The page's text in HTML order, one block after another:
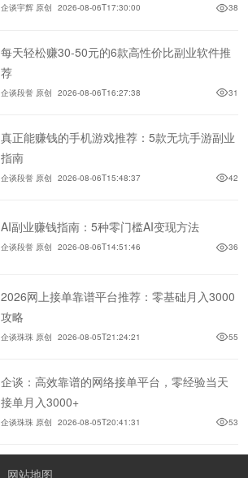
企谈宇辉 原创 2026-08-06T17:30:00 38
每天轻松赚30-50元的6款高性价比副业软件推
荐
企谈段誉 原创 2026-08-06T16:27:38 31
真正能赚钱的手机游戏推荐：5款无坑手游副业
指南
企谈段誉 原创 2026-08-06T15:48:37 42
AI副业赚钱指南：5种零门槛AI变现方法
企谈段誉 原创 2026-08-06T14:51:46 36
2026网上接单靠谱平台推荐：零基础月入3000
攻略
企谈珠珠 原创 2026-08-05T21:24:21 55
企谈：高效靠谱的网络接单平台，零经验当天
接单月入3000+
企谈珠珠 原创 2026-08-05T20:41:31 53
网站地图